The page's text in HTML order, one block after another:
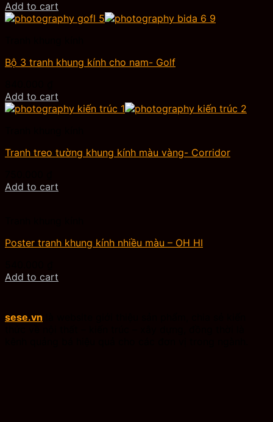
Add to cart
Bộ 3 tranh khung kính cho nam- Golf
Add to cart
Tranh treo tường khung kính màu vàng- Corridor
Add to cart
Poster tranh khung kính nhiều màu – OH HI
Add to cart
sese.vn